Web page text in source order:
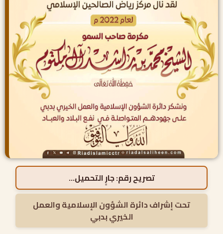
تصريح رقم:جارٍ التحميل...
تحت إشراف دائرة الشؤون الإسلامية والعمل
الخيري بدبي